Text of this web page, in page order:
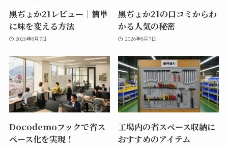
黒ぢょか21レビュー｜簡単
に味を変える方法
2026年8月7日
黒ぢょか21の口コミからわ
かる人気の秘密
2026年8月7日
Docodemoフックで省ス
ペース化を実現！
工場内の省スペース収納に
おすすめのアイテム